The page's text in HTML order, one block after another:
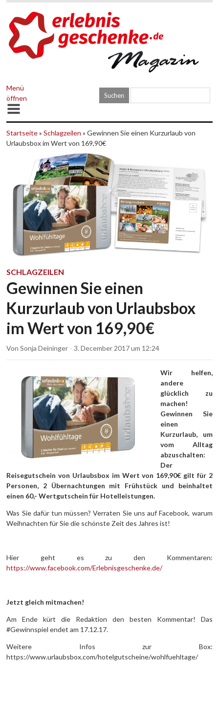
Menü
öffnen
Startseite»Schlagzeilen » Gewinnen Sie einen Kurzurlaub von
Urlaubsbox im Wert von 169,90€
SCHLAGZEILEN
Gewinnen Sie einen
Kurzurlaub von Urlaubsbox
im Wert von 169,90€
VonSonja Deininger 3. December 2017um 12:24
Wir helfen,
andere
glücklich zu
machen!
Gewinnen Sie
einen
Kurzurlaub, um
vom Alltag
abzuschalten:
Der
Reisegutschein von Urlaubsbox im Wert von 169,90€ gilt für 2
Personen, 2 Übernachtungen mit Frühstück und beinhaltet
einen 60,- Wertgutschein für Hotelleistungen.
Was Sie dafür tun müssen? Verraten Sie uns auf Facebook, warum
Weihnachten für Sie die schönste Zeit des Jahres ist!
Hier geht es zu den Kommentaren:
https://www.facebook.com/Erlebnisgeschenke.de/
Jetzt gleich mitmachen!
Am Ende kürt die Redaktion den besten Kommentar! Das
#Gewinnspiel endet am 17.12.17.
Weitere Infos zur Box:
https://www.urlaubsbox.com/hotelgutscheine/wohlfuehltage/